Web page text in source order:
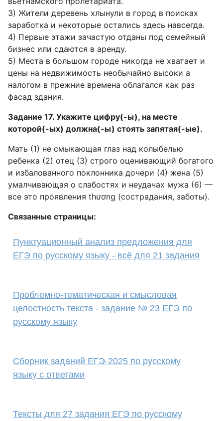
3) Жители деревень хлынули в город в поисках
заработка и некоторые остались здесь навсегда.
4) Первые этажи зачастую отданы под семейный
бизнес или сдаются в аренду.
5) Места в большом городе никогда не хватает и
цены на недвижимость необычайно высоки а
налогом в прежние времена облагался как раз
фасад здания.
Задание 17. Укажите цифру(-ы), на месте
которой(-ых) должна(-ы) стоять запятая(-ые).
Мать (1) не смыкающая глаз над колыбелью
ребенка (2) отец (3) строго оценивающий богатого
и избалованного поклонника дочери (4) жена (5)
умалчивающая о слабостях и неудачах мужа (6) —
все это проявления thương (сострадания, заботы).
Связанные страницы:
Пунктуационный анализ предложения для
ЕГЭ по русскому языку - всё для 21 задания
Проблемно-тематическая и смысловая
целостность текста - задание № 23 ЕГЭ по
русскому языку
Сборник заданий ЕГЭ-2025 по русскому
языку с ответами
Тексты для 27 задания ЕГЭ по русскому